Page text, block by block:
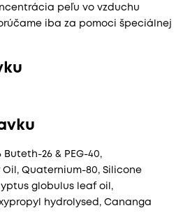
peľu vo vzduchu
iba za pomoci špeciálnej
26 & PEG-40,
Quaternium-80, Silicone
globulus leaf oil,
hydrolysed, Cananga